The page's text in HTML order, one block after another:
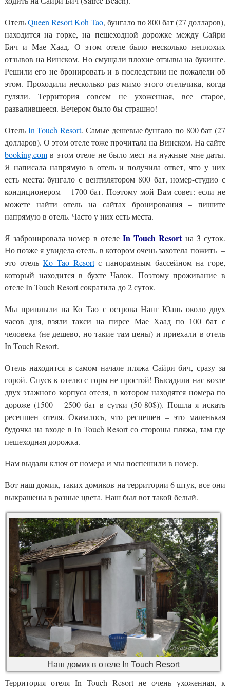
ОтельQueen Resort Koh Tao, бунгало по 800 бат (27 долларов),
находится на горке, на пешеходной дорожке между Сайри
Бич и Мае Хаад. О этом отеле было несколько неплохих
отзывов на Винском. Но смущали плохие отзывы на букинге.
Решили его не бронировать и в последствии не пожалели об
этом. Проходили несколько раз мимо этого отельчика, когда
гуляли. Территория совсем не ухоженная, все старое,
развалившееся. Вечером было бы страшно!
Отель In Touch Resort. Самые дешевые бунгало по 800 бат (27
долларов). О этом отеле тоже прочитала на Винском. На сайте
booking.comв этом отеле не было мест на нужные мне даты.
Я написала напрямую в отель и получила ответ, что у них
есть места: бунгало с вентилятором 800 бат, номер-студио с
кондиционером – 1700 бат. Поэтому мой Вам совет: если не
можете найти отель на сайтах бронирования – пишите
напрямую в отель. Часто у них есть места.
Я забронировала номер в отеле In Touch Resortна 3 суток.
Но позже я увидела отель, в котором очень захотела пожить –
это отельKo Tao Resortс панорамным бассейном на горе,
который находится в бухте Чалок. Поэтому проживание в
отеле In Touch Resort сократила до 2 суток.
Мы приплыли на Ко Тао с острова Нанг Юань около двух
часов дня, взяли такси на пирсе Мае Хаад по 100 бат с
человека (не дешево, но такие там цены) и приехали в отель
In Touch Resort.
Отель находится в самом начале пляжа Сайри бич, сразу за
горой. Спуск к отелю с горы не простой! Высадили нас возле
двух этажного корпуса отеля, в котором находятся номера по
дороже (1500 – 2500 бат в сутки (50-80$)). Пошла я искать
ресепшен отеля. Оказалось, что респешен – это маленькая
будочка на входе в In Touch Resort со стороны пляжа, там где
пешеходная дорожка.
Нам выдали ключ от номера и мы поспешили в номер.
Вот наш домик, таких домиков на территории 6 штук, все они
выкрашены в разные цвета. Наш был вот такой белый.
Наш домик в отеле In Touch Resort
Территория отеля In Touch Resort не очень ухоженная, к